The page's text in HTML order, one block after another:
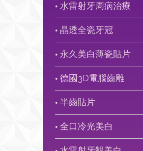
● 水雷射牙周病治療
● 晶透全瓷牙冠
● 永久美白薄瓷貼片
● 德國3D電腦齒雕
● 半齒貼片
● 全口冷光美白